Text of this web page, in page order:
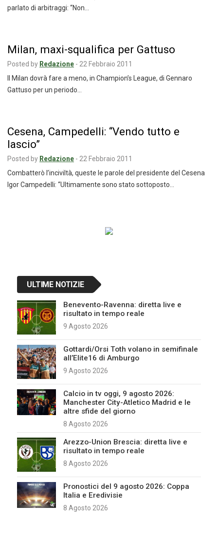
parlato di arbitraggi: “Non…
Milan, maxi-squalifica per Gattuso
Posted by Redazione - 22 Febbraio 2011
Il Milan dovrà fare a meno, in Champion’s League, di Gennaro
Gattuso per un periodo…
Cesena, Campedelli: “Vendo tutto e
lascio”
Posted by Redazione - 22 Febbraio 2011
Combatterò l’inciviltà, queste le parole del presidente del Cesena
Igor Campedelli: “Ultimamente sono stato sottoposto…
ULTIME NOTIZIE
Benevento-Ravenna: diretta live e
risultato in tempo reale
9 Agosto 2026
Gottardi/Orsi Toth volano in semifinale
all’Elite16 di Amburgo
9 Agosto 2026
Calcio in tv oggi, 9 agosto 2026:
Manchester City-Atletico Madrid e le
altre sfide del giorno
8 Agosto 2026
Arezzo-Union Brescia: diretta live e
risultato in tempo reale
8 Agosto 2026
Pronostici del 9 agosto 2026: Coppa
Italia e Eredivisie
8 Agosto 2026